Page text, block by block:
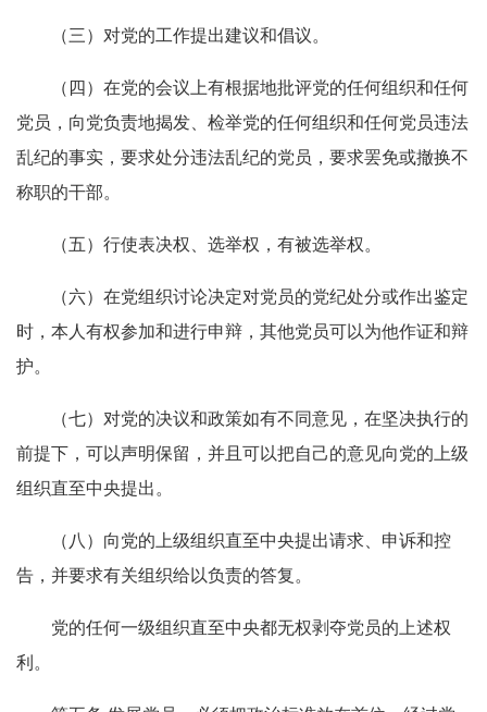
（三）对党的工作提出建议和倡议。
（四）在党的会议上有根据地批评党的任何组织和任何
党员，向党负责地揭发、检举党的任何组织和任何党员违法
乱纪的事实，要求处分违法乱纪的党员，要求罢免或撤换不
称职的干部。
（五）行使表决权、选举权，有被选举权。
（六）在党组织讨论决定对党员的党纪处分或作出鉴定
时，本人有权参加和进行申辩，其他党员可以为他作证和辩
护。
（七）对党的决议和政策如有不同意见，在坚决执行的
前提下，可以声明保留，并且可以把自己的意见向党的上级
组织直至中央提出。
（八）向党的上级组织直至中央提出请求、申诉和控
告，并要求有关组织给以负责的答复。
党的任何一级组织直至中央都无权剥夺党员的上述权
利。